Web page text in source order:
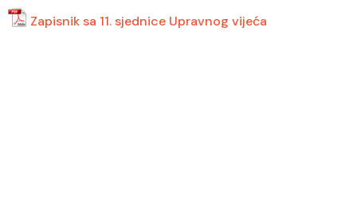
Zapisnik sa 11. sjednice Upravnog vijeća